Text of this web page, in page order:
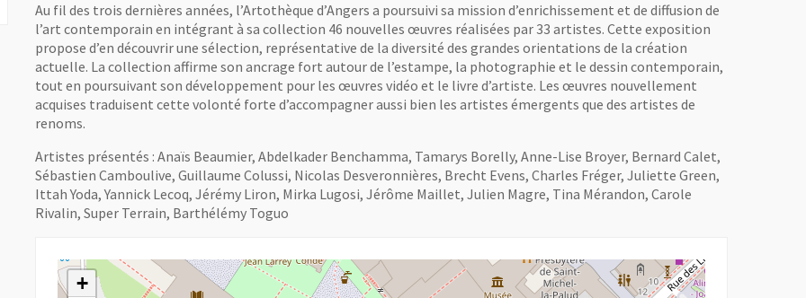
Au fil des trois dernières années, l’Artothèque d’Angers a poursuivi sa mission d’enrichissement et de diffusion de
l’art contemporain en intégrant à sa collection 46 nouvelles œuvres réalisées par 33 artistes. Cette exposition
propose d’en découvrir une sélection, représentative de la diversité des grandes orientations de la création
actuelle. La collection affirme son ancrage fort autour de l’estampe, la photographie et le dessin contemporain,
tout en poursuivant son développement pour les œuvres vidéo et le livre d’artiste. Les œuvres nouvellement
acquises traduisent cette volonté forte d’accompagner aussi bien les artistes émergents que des artistes de
renoms.
Artistes présentés : Anaïs Beaumier, Abdelkader Benchamma, Tamarys Borelly, Anne-Lise Broyer, Bernard Calet,
Sébastien Camboulive, Guillaume Colussi, Nicolas Desveronnières, Brecht Evens, Charles Fréger, Juliette Green,
Ittah Yoda, Yannick Lecoq, Jérémy Liron, Mirka Lugosi, Jérôme Maillet, Julien Magre, Tina Mérandon, Carole
Rivalin, Super Terrain, Barthélémy Toguo
+